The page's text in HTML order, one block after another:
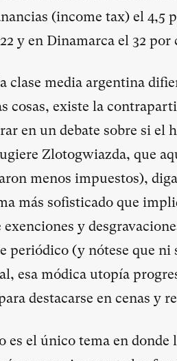
(income tax) el 4,5
y en Dinamarca el 32 por
clase media argentina
cosas, existe la
en un debate sobre si el
Zlotogwiazda, que
menos impuestos),
más sofisticado que
y
periódico (y nótese que ni
esa módica utopía
destacarse en cenas y
es el único tema en donde